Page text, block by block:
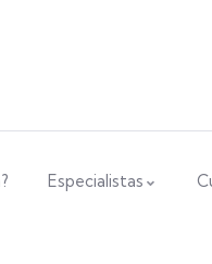
Especialistas